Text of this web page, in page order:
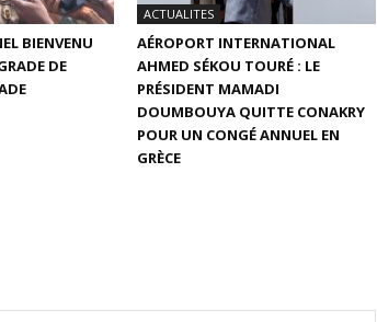
BIENVENU
DE
ACTUALITES
AÉROPORT INTERNATIONAL
AHMED SÉKOU TOURÉ : LE
PRÉSIDENT MAMADI
DOUMBOUYA QUITTE CONAKRY
POUR UN CONGÉ ANNUEL EN
GRÈCE